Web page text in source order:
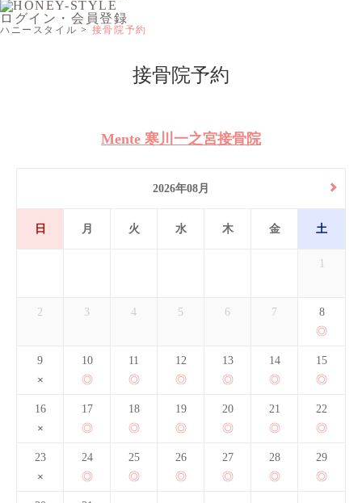
ログイン・会員登録
ハニースタイル 接骨院予約
接骨院予約
Mente 寒川一之宮接骨院
2026年08月
日 月 火 水 木 金 土
1
2 3 4 5 6 7 8
9 10 11 12 13 14 15
16 17 18 19 20 21 22
23 24 25 26 27 28 29